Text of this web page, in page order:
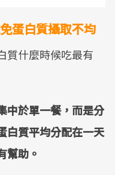
蛋白質攝取不均
質什麼時候吃最有
中於單一餐，而是分
白質平均分配在一天
幫助。